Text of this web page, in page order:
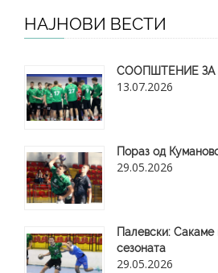
НАЈНОВИ ВЕСТИ
СООПШТЕНИЕ ЗА
13.07.2026
Пораз од
29.05.2026
​Палевски: Сакаме
сезоната
29.05.2026